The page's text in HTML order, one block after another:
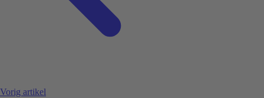
Vorig artikel